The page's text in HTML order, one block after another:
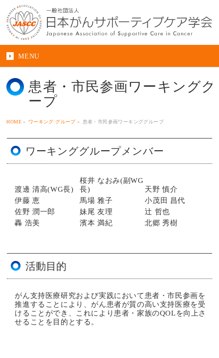
MENU
患者・市民参画ワーキング
ープ
HOME » ワーキング グループ» 患者・市民参画ワーキンググループ
ワーキンググループメンバー
渡邊 清高(WG長)
桜井 なおみ(副WG
長)
天野 慎介
伊藤 恵
馬場 雅子
小茂田 昌代
佐野 潤一郎
妹尾 友理
辻 哲也
轟 浩美
濱本 満紀 北郷 秀樹
活動目的
がん支持医療研究および実践において患者・市民参画を
推進することにより、がん患者が質の高い支持医療を受
けることができ、これにより患者・家族のQOLを向上さ
せることを目的とする。